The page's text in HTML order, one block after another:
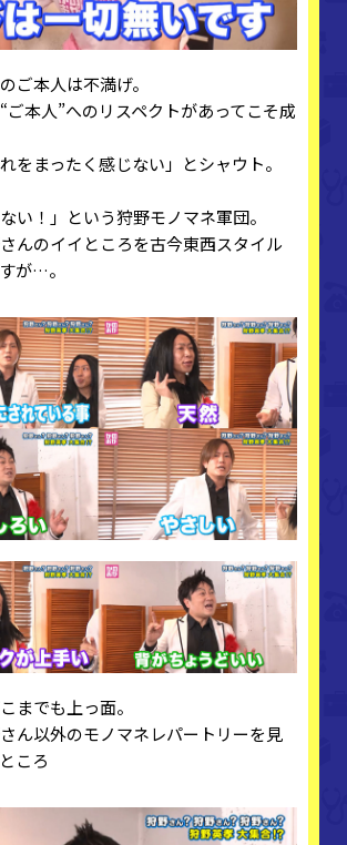
ご本人は不満げ。
ご本人”へのリスペクトがあってこそ成
をまったく感じない」とシャウト。
い！」という狩野モノマネ軍団。
んのイイところを古今東西スタイル
が…。
までも上っ面。
ん以外のモノマネレパートリーを見
ころ